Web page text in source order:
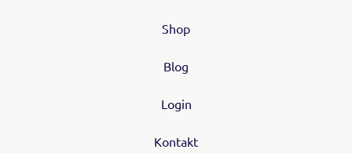
Shop
Blog
Login
Kontakt